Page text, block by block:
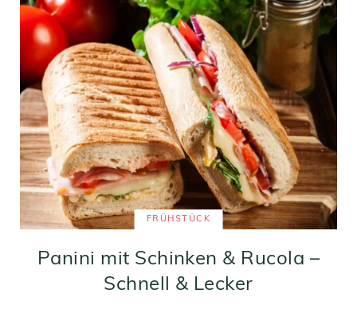
FRÜHSTÜCK
Panini mit Schinken & Rucola –
Schnell & Lecker